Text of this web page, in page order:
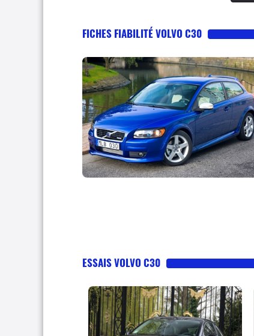
FICHES FIABILITÉ VOLVO C30
ESSAIS VOLVO C30